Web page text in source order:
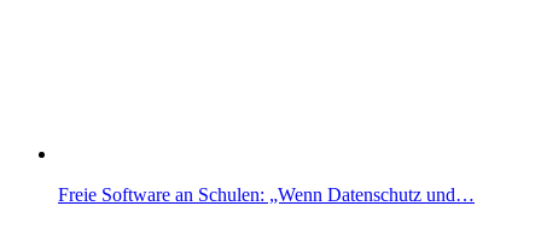
Freie Software an Schulen: „Wenn Datenschutz und…